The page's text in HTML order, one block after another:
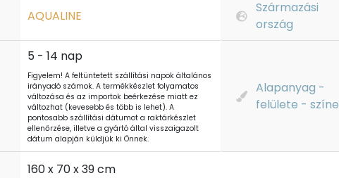
AQUALINE
Származási
ország
5 - 14 nap
Figyelem! A feltüntetett szállítási napok általános
irányadó számok. A termékkészlet folyamatos
változása és az importok beérkezése miatt ez
változhat (kevesebb és több is lehet). A
pontosabb szállítási dátumot a raktárkészlet
ellenőrzése, illetve a gyártó által visszaigazolt
dátum alapján küldjük ki Önnek.
Alapanyag -
felülete - színe
160 x 70 x 39 cm